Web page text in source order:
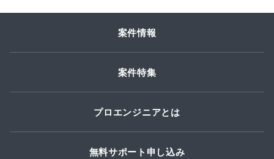
案件情報
案件特集
プロエンジニアとは
無料サポート申し込み